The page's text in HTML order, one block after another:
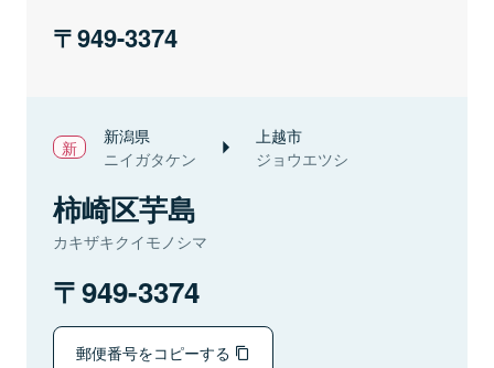
949-3374
新潟県
ニイガタケン
上越市
ジョウエツシ
柿崎区芋島
カキザキクイモノシマ
949-3374
郵便番号をコピーする